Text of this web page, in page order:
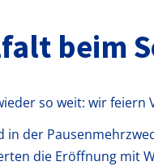
beim
so weit: wir
der
die Eröffnung mit